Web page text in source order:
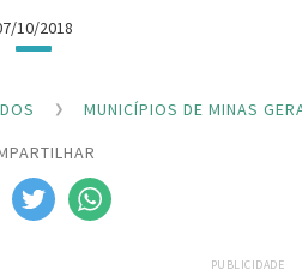
10/2018
MUNICÍPIOS DE MINAS
PUBLICIDADE